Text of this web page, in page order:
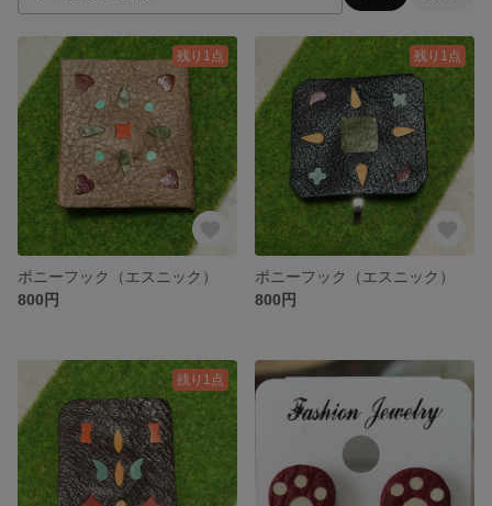
残り1点
ポニーフック（エスニック）
800円
残り1点
ポニーフック（エスニック）
800円
残り1点